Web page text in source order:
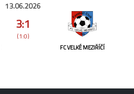
13.06.2026
3:1
(1:0)
FC VELKÉ MEZIŘÍČÍ